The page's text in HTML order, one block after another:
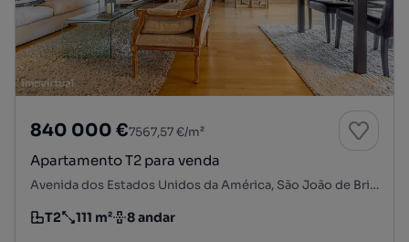
840 000 €7567,57 €/m²
Apartamento T2 para venda
Avenida dos Estados Unidos da América, São João de Brito, Alvalade, Lisboa, Lisboa
Tipologia
T2
Preço por metro quadrado
111 m²
Andar 8 andar